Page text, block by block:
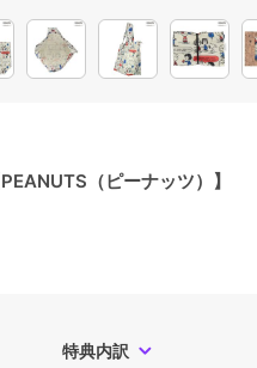
（ピーナッツ）】
特典内訳